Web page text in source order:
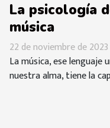
La psicología
música
22 de noviembre de 2023
La música, ese lenguaje
nuestra alma, tiene la